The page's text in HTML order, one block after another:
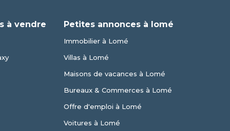
à vendre Petites annonces à lomé
Immobilier à Lomé
Villas à Lomé
Maisons de vacances à Lomé
Bureaux & Commerces à Lomé
Offre d'emploi à Lomé
Voitures à Lomé